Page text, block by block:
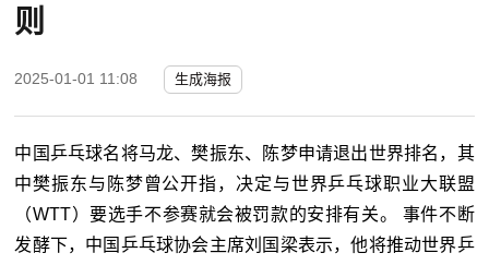
则
2025-01-01 11:08 生成海报
中国乒乓球名将马龙、樊振东、陈梦申请退出世界排名，其
中樊振东与陈梦曾公开指，决定与世界乒乓球职业大联盟
（WTT）要选手不参赛就会被罚款的安排有关。 事件不断
发酵下，中国乒乓球协会主席刘国梁表示，他将推动世界乒